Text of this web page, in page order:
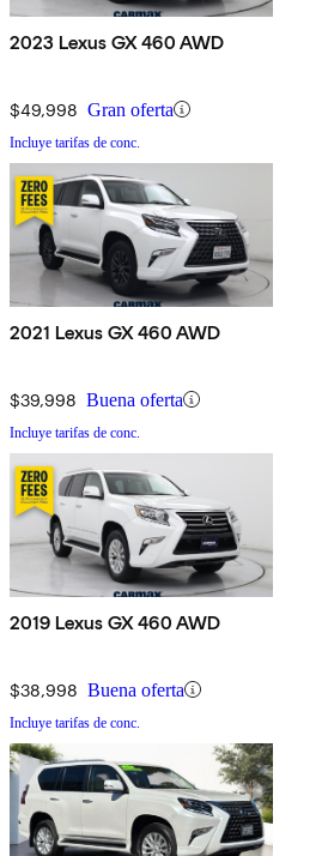
2023 Lexus GX 460 AWD
$49,998 Gran oferta
Incluye tarifas de conc.
2021 Lexus GX 460 AWD
$39,998 Buena oferta
Incluye tarifas de conc.
2019 Lexus GX 460 AWD
$38,998 Buena oferta
Incluye tarifas de conc.